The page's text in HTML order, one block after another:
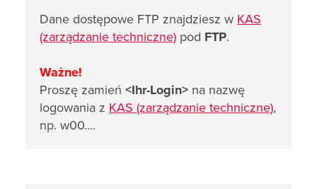
Dane dostępowe FTP znajdziesz w KAS
(zarządzanie techniczne) pod FTP.
Ważne!
Proszę zamień <Ihr-Login> na nazwę
logowania z KAS (zarządzanie techniczne),
np. w00....